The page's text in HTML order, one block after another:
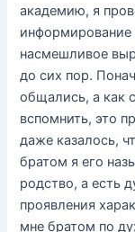
академию, я
информирование
насмешливое
до сих пор.
общались, а как
вспомнить, это
даже казалось,
братом я его
родство, а есть
проявления
мне братом по